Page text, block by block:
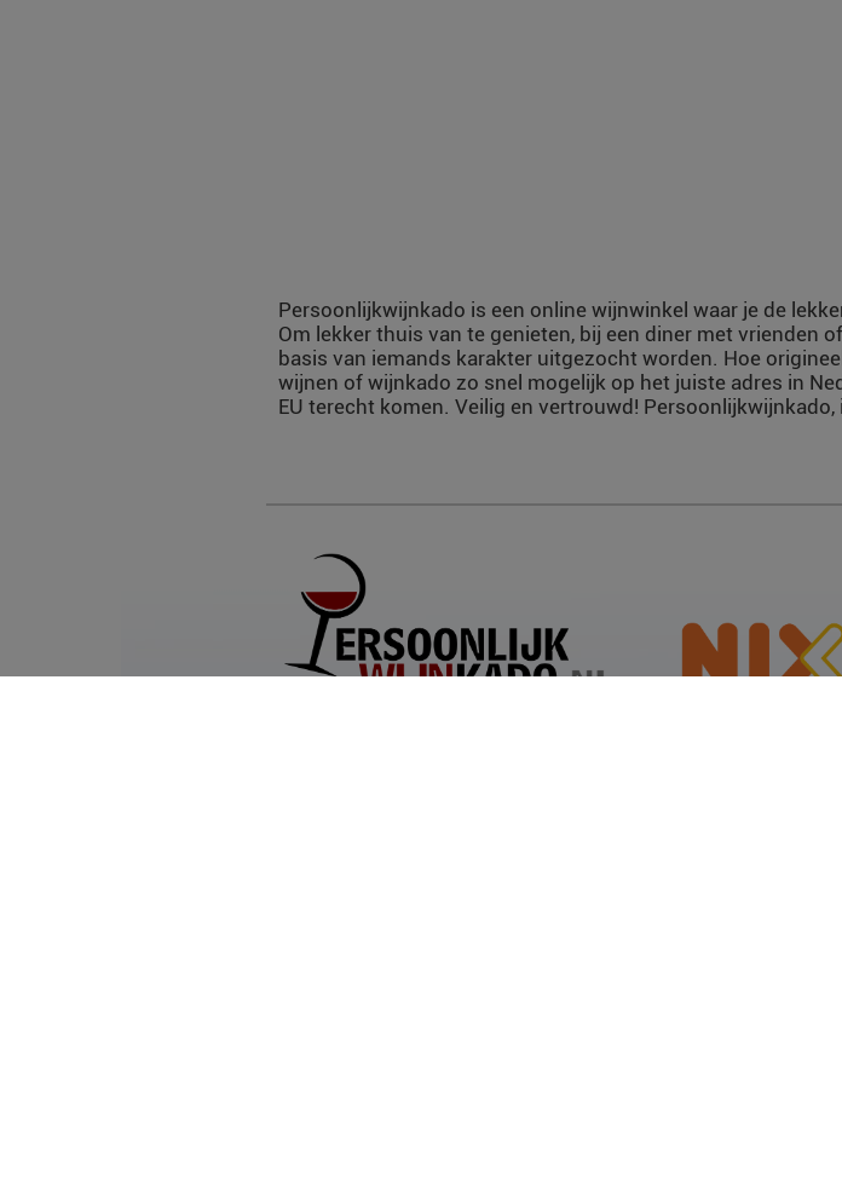
Persoonlijkwijnkado is een online wijnwinkel waar je de
Om lekker thuis van te genieten, bij een diner met vrienden
basis van iemands karakter uitgezocht worden. Hoe
wijnen of wijnkado zo snel mogelijk op het juiste adres in
EU terecht komen. Veilig en vertrouwd!